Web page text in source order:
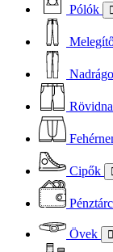
Pólók
Cipők
Övek